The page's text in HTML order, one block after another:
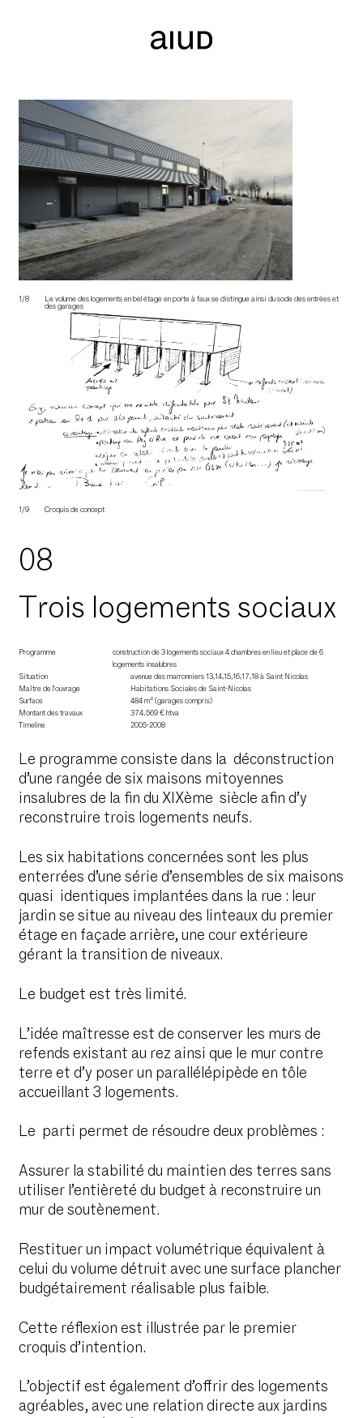
1/8
Le volume des logements en bel étage en porte à faux se distingue ainsi du socle des entrées et
des garages
1/9 Croquis de concept
08
Trois logements sociaux
Programme
construction de 3 logements sociaux 4 chambres en lieu et place de 6
logements insalubres
Situation
avenue des marronniers 13,14,15,16,17,18 à Saint Nicolas
Maître de l’ouvrage
Habitations Sociales de Saint-Nicolas
Surface
484 m² (garages compris)
Montant des travaux
374.569 € htva
Timeline
2005-2008
Le programme consiste dans la déconstruction
d’une rangée de six maisons mitoyennes
insalubres de la fin du XIXème siècle afin d’y
reconstruire trois logements neufs.
Les six habitations concernées sont les plus
enterrées d’une série d’ensembles de six maisons
quasi identiques implantées dans la rue : leur
jardin se situe au niveau des linteaux du premier
étage en façade arrière, une cour extérieure
gérant la transition de niveaux.
Le budget est très limité.
L’idée maîtresse est de conserver les murs de
refends existant au rez ainsi que le mur contre
terre et d’y poser un parallélépipède en tôle
accueillant 3 logements.
Le parti permet de résoudre deux problèmes :
Assurer la stabilité du maintien des terres sans
utiliser l’entièreté du budget à reconstruire un
mur de soutènement.
Restituer un impact volumétrique équivalent à
celui du volume détruit avec une surface plancher
budgétairement réalisable plus faible.
Cette réflexion est illustrée par le premier
croquis d’intention.
L’objectif est également d’offrir des logements
agréables, avec une relation directe aux jardins